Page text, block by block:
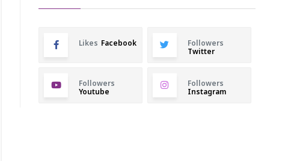
Likes Facebook
Followers
Twitter
Followers
Youtube
Followers
Instagram